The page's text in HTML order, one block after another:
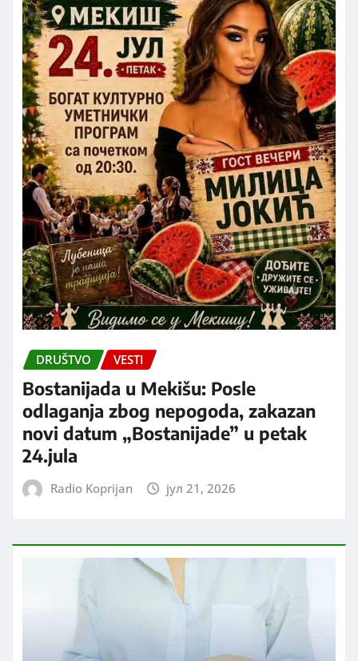
DRUŠTVO VESTI
Bostanijada u Mekišu: Posle
odlaganja zbog nepogoda, zakazan
novi datum „Bostanijade” u petak
24.jula
Radio Koprijan јул 21, 2026